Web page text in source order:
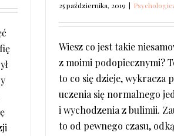
25 października, 2019 |
Wiesz co jest takie
z moimi podopiecznymi?
to co się dzieje, wykracza
uczenia się normalnego
i wychodzenia z bulimii.
to od pewnego czasu,